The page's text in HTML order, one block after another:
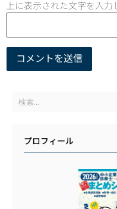
上に表示された文字を入力
プロフィール